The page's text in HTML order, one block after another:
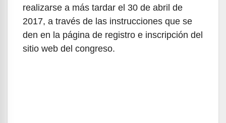
realizarse a más tardar el 30 de abril de
2017, a través de las instrucciones que se
den en la página de registro e inscripción del
sitio web del congreso.